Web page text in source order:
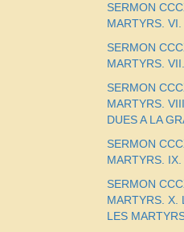
SERMON
MARTYRS.
SERMON
MARTYRS.
SERMON
MARTYRS.
DUES A LA
SERMON
MARTYRS.
SERMON
MARTYRS. X.
LES